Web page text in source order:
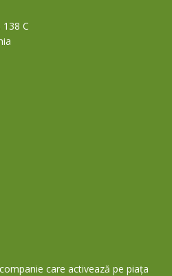
C
care activează pe piața